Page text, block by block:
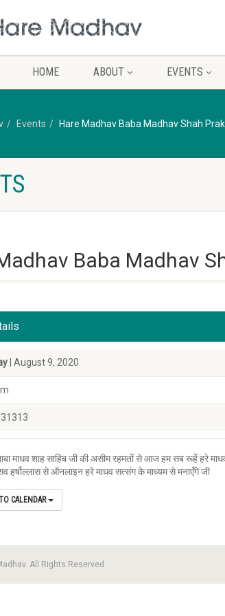
HOME ABOUT EVENTS
Events Hare Madhav Baba Madhav Shah
Baba Madhav
| August 9, 2020
माधव शाह साहिब जी की असीम रहमतों से आज हम सब रूहें हरे
हर्षोल्लास से ऑनलाइन हरे माधव सत्संग के माध्यम से मनाएँगे जी
CALENDAR
All Rights Reserved